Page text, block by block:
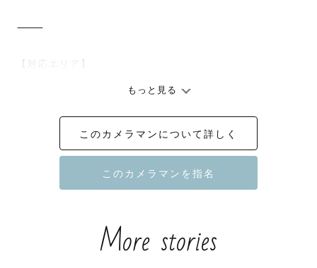
⸻
可能です。
場所によっては追加の交通費をお願いする場合がございま
すが、遠方での撮影も可能です。
まずはお気軽にご相談ください。
【撮影に込める想い】
もっと見る
このカメラマンについて詳しく
More stories